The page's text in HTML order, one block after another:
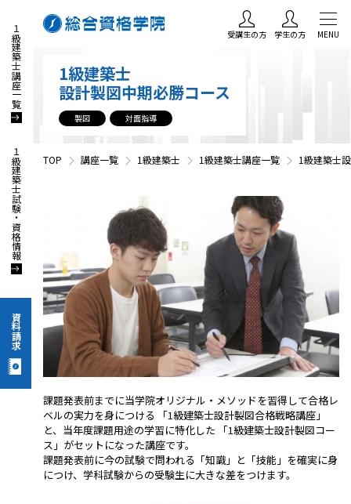
１級建築士講座一覧
１級建築士試験・資格情報
資料請求
受講生の方 学生の方 MENU
1級建築士
設計製図中期必勝コース
製図 対面指導
TOP 講座一覧 1級建築士 1級建築士講座一覧 1級建築士
課題発表前までに当学院オリジナル・メソッドを習得して合格レ
ベルの実力を身につける 「1級建築士設計製図合格戦略講座」
と、当年度課題用途の学習に特化した 「1級建築士設計製図コー
ス」がセットになった講座です。
課題発表前に今の試験で問われる「知識」と「技能」を確実に身
につけ、学科試験からの受験生に大きな差をつけます。